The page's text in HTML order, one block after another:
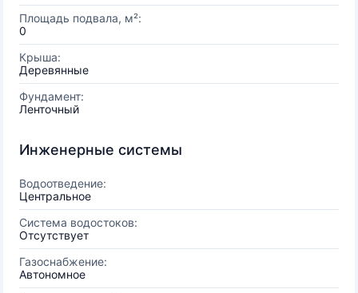
Площадь подвала, м²:
0
Крыша:
Деревянные
Фундамент:
Ленточный
Инженерные системы
Водоотведение:
Центральное
Система водостоков:
Отсутствует
Газоснабжение:
Автономное